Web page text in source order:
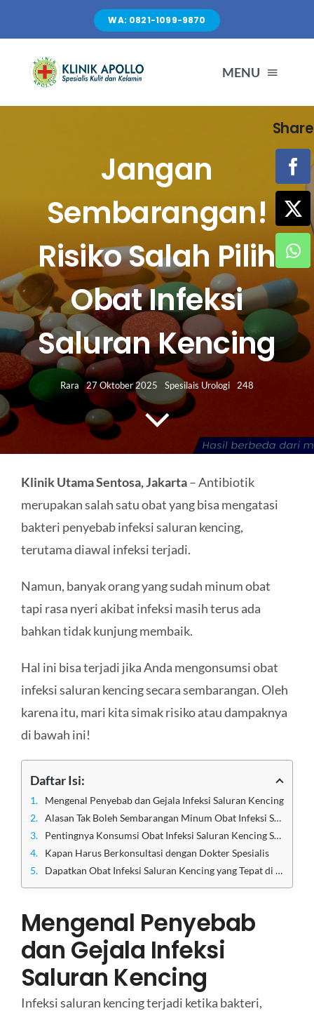
content
WA: 0821-1099-9870
MENU
LAYANAN
FASILITAS
ARTIKEL
HUBUNGI KAMI
Search
for:
Jangan
Sembarangan!
Risiko Salah Pilih
Obat Infeksi
Saluran Kencing
Rara 27 Oktober 2025 Spesilais Urologi 248
Klinik Utama Sentosa, Jakarta– Antibiotik
merupakan salah satu obat yang bisa mengatasi
bakteri penyebab infeksi saluran kencing,
terutama diawal infeksi terjadi.
Namun, banyak orang yang sudah minum obat
tapi rasa nyeri akibat infeksi masih terus ada
bahkan tidak kunjung membaik.
Hal ini bisa terjadi jika Anda mengonsumsi obat
infeksi saluran kencing secara sembarangan. Oleh
karena itu, mari kita simak risiko atau dampaknya
di bawah ini!
Daftar Isi:
Mengenal Penyebab dan Gejala Infeksi Saluran Kencing
Alasan Tak Boleh Sembarangan Minum Obat Infeksi Saluran Kencing
Pentingnya Konsumsi Obat Infeksi Saluran Kencing Sesuai Resep
Kapan Harus Berkonsultasi dengan Dokter Spesialis
Dapatkan Obat Infeksi Saluran Kencing yang Tepat di Klinik Utama Sentosa
Mengenal Penyebab
dan Gejala Infeksi
Saluran Kencing
Infeksi saluran kencing terjadi ketika bakteri,
Share